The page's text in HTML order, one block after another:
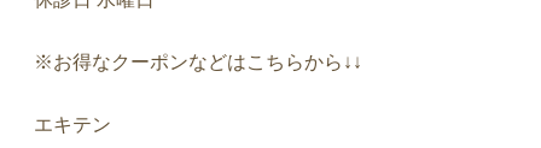
※お得なクーポンなどはこちらから↓↓
エキテン